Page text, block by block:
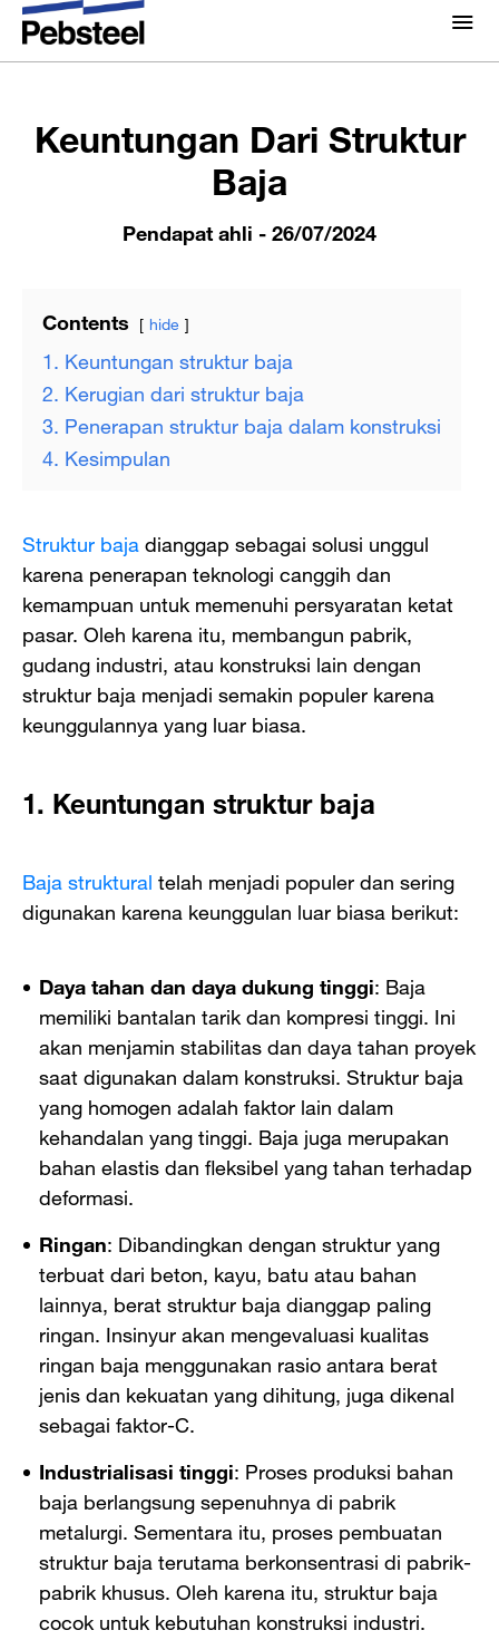
Tentang Kami
Kenapa Pebsteel
Solusi
Berita
GaleriBrosur
Hubungi kami
Rumah//Pendapat ahli
Keuntungan Dari Struktur
Keuntungan Dari Struktur
Baja
Pendapat ahli - 26/07/2024
Contents hide
1. Keuntungan struktur baja
2. Kerugian dari struktur baja
3. Penerapan struktur baja dalam konstruksi
4. Kesimpulan
Struktur bajadianggap sebagai solusi unggul
karena penerapan teknologi canggih dan
kemampuan untuk memenuhi persyaratan ketat
pasar. Oleh karena itu, membangun pabrik,
gudang industri, atau konstruksi lain dengan
struktur baja menjadi semakin populer karena
keunggulannya yang luar biasa.
1. Keuntungan struktur baja
Baja strukturaltelah menjadi populer dan sering
digunakan karena keunggulan luar biasa berikut:
Daya tahan dan daya dukung tinggi: Baja
memiliki bantalan tarik dan kompresi tinggi. Ini
akan menjamin stabilitas dan daya tahan proyek
saat digunakan dalam konstruksi. Struktur baja
yang homogen adalah faktor lain dalam
kehandalan yang tinggi. Baja juga merupakan
bahan elastis dan fleksibel yang tahan terhadap
deformasi.
Ringan: Dibandingkan dengan struktur yang
terbuat dari beton, kayu, batu atau bahan
lainnya, berat struktur baja dianggap paling
ringan. Insinyur akan mengevaluasi kualitas
ringan baja menggunakan rasio antara berat
jenis dan kekuatan yang dihitung, juga dikenal
sebagai faktor-C.
Industrialisasi tinggi: Proses produksi bahan
baja berlangsung sepenuhnya di pabrik
metalurgi. Sementara itu, proses pembuatan
struktur baja terutama berkonsentrasi di pabrik-
pabrik khusus. Oleh karena itu, struktur baja
cocok untuk kebutuhan konstruksi industri.